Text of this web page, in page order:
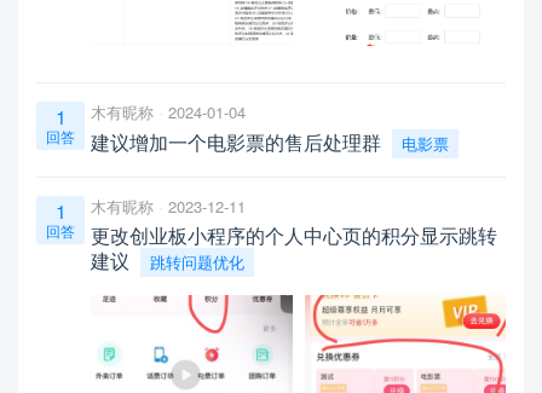
1
回答
木有昵称 2024-01-04
建议增加一个电影票的售后处理群 电影票
1
回答
木有昵称 2023-12-11
更改创业板小程序的个人中心页的积分显示跳转
建议
跳转问题优化